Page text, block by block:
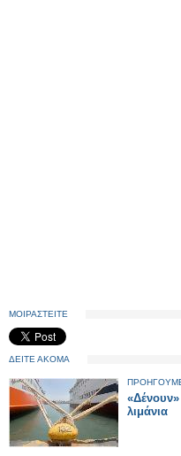
ΜΟΙΡΑΣΤΕΙΤΕ
ΔΕΙΤΕ ΑΚΟΜΑ
λιμάνια